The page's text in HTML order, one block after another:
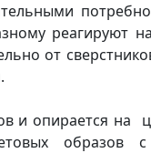
реагируют
от
и опирается на
образов